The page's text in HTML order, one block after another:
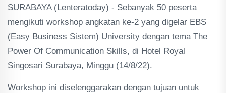
SURABAYA (Lenteratoday) - Sebanyak 50 peserta
mengikuti workshop angkatan ke-2 yang digelar EBS
(Easy Business Sistem) University dengan tema The
Power Of Communication Skills, di Hotel Royal
Singosari Surabaya, Minggu (14/8/22).
Workshop ini diselenggarakan dengan tujuan untuk